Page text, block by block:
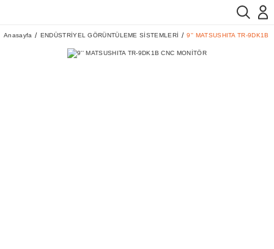
Anasayfa ENDÜSTRİYEL GÖRÜNTÜLEME SİSTEMLERİ 9'' MATSUSHITA TR-9DK1B